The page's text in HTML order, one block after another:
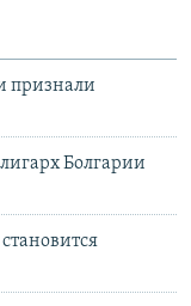
признали
Болгарии